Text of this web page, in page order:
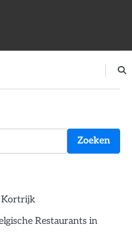
Zoeken
Kortrijk
Restaurants in